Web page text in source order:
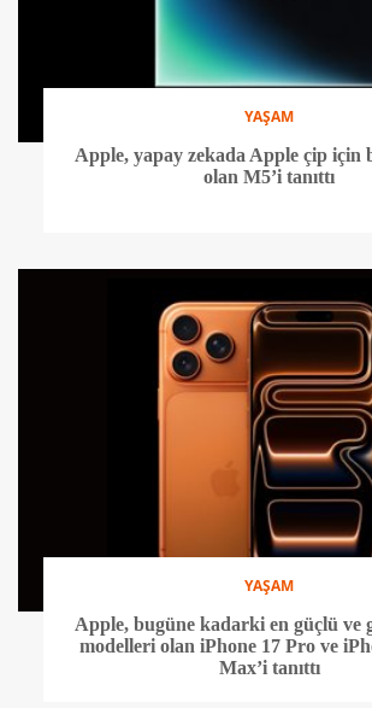
YAŞAM
Apple, yapay zekada Apple çip için
olan M5’i tanıttı
YAŞAM
Apple, bugüne kadarki en güçlü ve
modelleri olan iPhone 17 Pro ve
Max’i tanıttı